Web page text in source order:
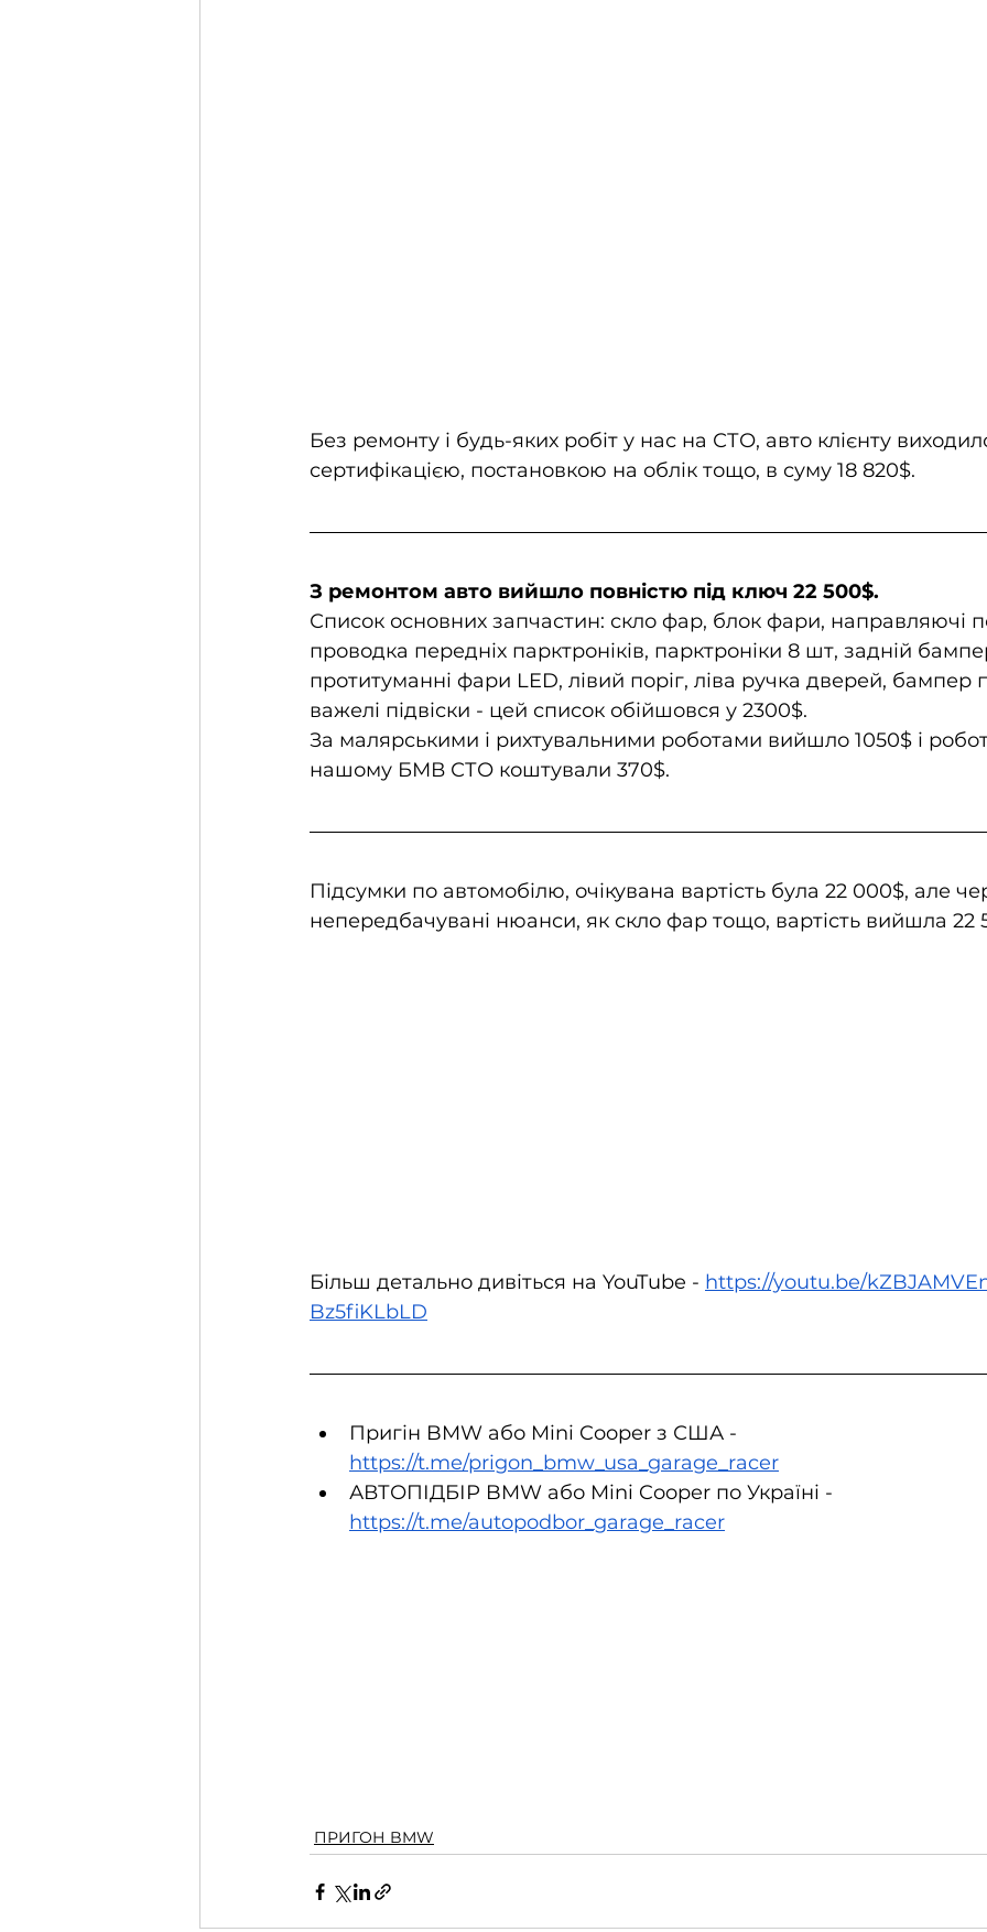
Без ремонту і будь-яких робіт у нас на СТО, авто клієнту
сертифікацією, постановкою на облік тощо, в суму 18 820$.
З ремонтом авто вийшло повністю під ключ 22 500$.
Список основних запчастин: скло фар, блок фари, направляючі
проводка передніх парктроніків, парктроніки 8 шт, задній
протитуманні фари LED, лівий поріг, ліва ручка дверей, бампер
важелі підвіски - цей список обійшовся у 2300$.
За малярськими і рихтувальними роботами вийшло 1050$ і
нашому БМВ СТО коштували 370$.
Підсумки по автомобілю, очікувана вартість була 22 000$, але
непередбачувані нюанси, як скло фар тощо, вартість вийшла 22
Більш детально дивіться на YouTube - https://youtu.be/
Bz5fiKLbLD
Пригін BMW або Mini Cooper з США -
https://t.me/prigon_bmw_usa_garage_racer
АВТОПІДБІР BMW або Mini Cooper по Україні -
https://t.me/autopodbor_garage_racer
ПРИГОН BMW